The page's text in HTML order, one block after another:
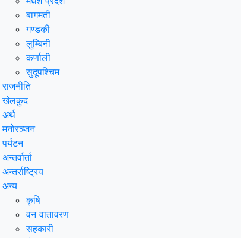
बागमती
गण्डकी
लुम्बिनी
कर्णाली
सुदूपश्‍चिम
राजनीति
खेलकुद
अर्थ
मनोरञ्‍जन
पर्यटन
अन्तर्वार्ता
अन्तर्राष्‍ट्रिय
अन्य
कृषि
वन वातावरण
सहकारी